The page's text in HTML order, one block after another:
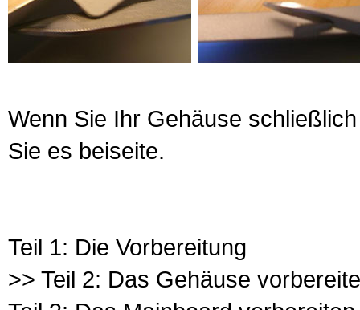
Wenn Sie Ihr Gehäuse
Sie es beiseite.
Teil 1: Die Vorbereitung
>> Teil 2: Das Gehäuse